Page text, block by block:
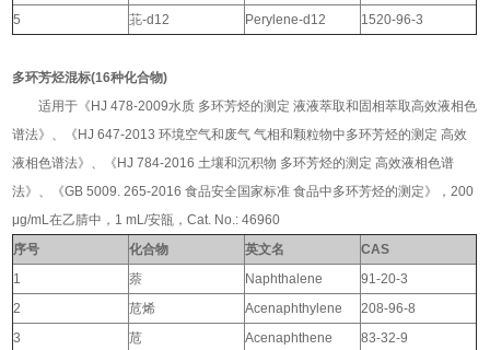
5
苝-d12 Perylene-d12 1520-96-3
多环芳烃混标(16种化合物)
适用于《HJ 478-2009水质 多环芳烃的测定 液液萃取和固相萃取高效液相色
谱法》、《HJ 647-2013 环境空气和废气 气相和颗粒物中多环芳烃的测定 高效
液相色谱法》、《HJ 784-2016 土壤和沉积物 多环芳烃的测定 高效液相色谱
法》、《GB 5009. 265-2016 食品安全国家标准 食品中多环芳烃的测定》，200
μg/mL在乙腈中，1 mL/安瓿，Cat. No.: 46960
序号
化合物 英文名
CAS
1
萘 Naphthalene
91-20-3
2
苊烯 Acenaphthylene
208-96-8
3
苊 Acenaphthene 83-32-9